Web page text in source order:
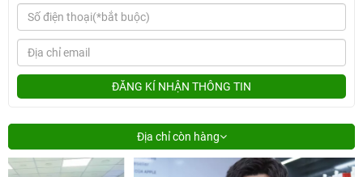
ĐĂNG KÍ NHẬN THÔNG TIN
Địa chỉ còn hàng